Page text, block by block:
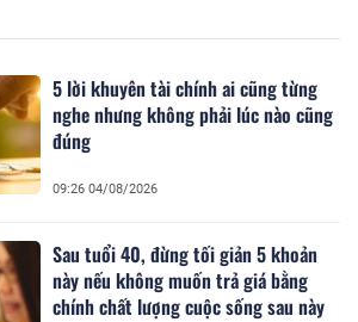
5 lời khuyên tài chính ai cũng từng
nghe nhưng không phải lúc nào cũng
đúng
09:26 04/08/2026
Sau tuổi 40, đừng tối giản 5 khoản
này nếu không muốn trả giá bằng
chính chất lượng cuộc sống sau này